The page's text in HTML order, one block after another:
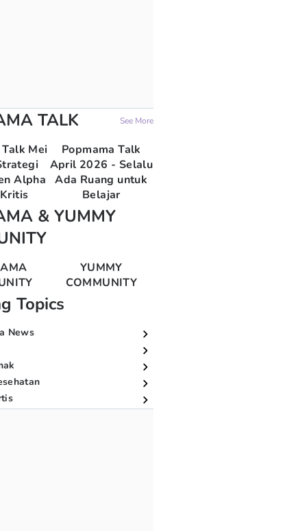
TALK See More
Mei
Alpha
Popmama Talk
April 2026 - Selalu
Ada Ruang untuk
Belajar
& YUMMY
YUMMY
COMMUNITY
Topics
News